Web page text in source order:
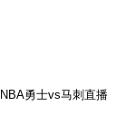
NBA勇士vs马刺直播